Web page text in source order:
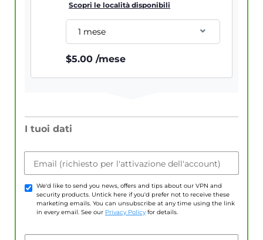
Scopri le località disponibili
1 mese
$5.00 /mese
I tuoi dati
Email (richiesto per l'attivazione dell'account)
We'd like to send you news, offers and tips about our VPN and
security products. Untick here if you'd prefer not to receive these
marketing emails. You can unsubscribe at any time using the link
in every email. See our Privacy Policy for details.